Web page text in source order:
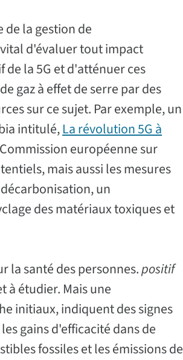
de la gestion de
d'évaluer tout impact
la 5G et d'atténuer ces
gaz à effet de serre par des
sur ce sujet. Par exemple, un
intitulé,La révolution 5G à
européenne sur
mais aussi les mesures
un
des matériaux toxiques et
la santé des personnes.positif
étudier. Mais une
initiaux, indiquent des signes
gains d'efficacité dans de
fossiles et les émissions de